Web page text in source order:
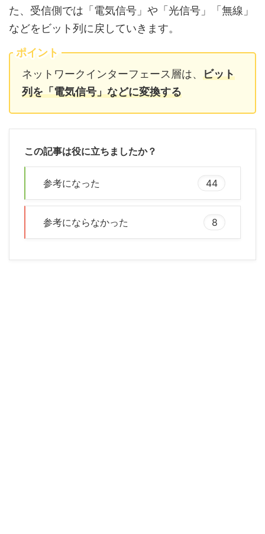
た、受信側では「電気信号」や「光信号」「無線」
などをビット列に戻していきます。
ポイント
ネットワークインターフェース層は、 ビット
列を「電気信号」などに変換する
この記事は役に立ちましたか？
参考になった 44
参考にならなかった 8